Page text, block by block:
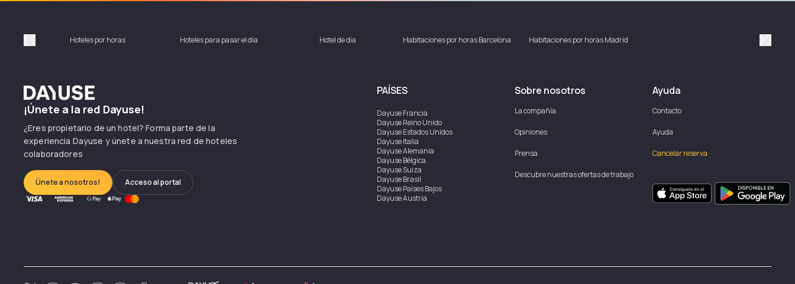
PrécédentHoteles por horas Hoteles para pasar el día Hotel de día Habitaciones por horas Barcelona Habitaciones por horas Madrid
Dayuse
¡Únete a la red Dayuse!
¿Eres propietario de un hotel? Forma parte de la
experiencia Dayuse y únete a nuestra red de hoteles
colaboradores
Únete a nosotros! Acceso al portal
PAÍSES
DayuseFrancia
DayuseReino Unido
DayuseEstados Unidos
DayuseItalia
DayuseAlemania
DayuseBélgica
DayuseSuiza
DayuseBrasil
DayusePaíses Bajos
DayuseAustria
DayuseTailandia
Sobre nosotros
La compañía
Opiniones
Prensa
Descubre nuestras ofertas de trabajo
Ayuda
Contacto
Ayuda
Cancelar reserva